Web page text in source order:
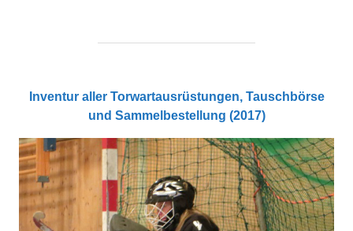
Inventur aller Torwartausrüstungen, Tauschbörse
und Sammelbestellung (2017)